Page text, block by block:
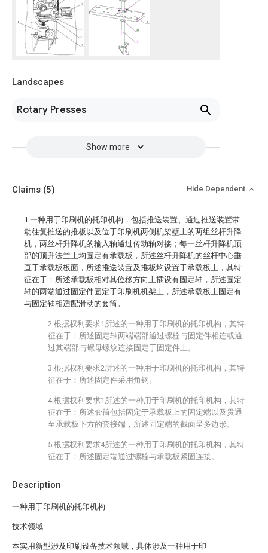
Landscapes
Rotary Presses
Show more
Description
一种用于印刷机的托印机构
技术领域
本实用新型涉及印刷设备技术领域，具体涉及一种用于印
Claims (5) Hide Dependent
1.一种用于印刷机的托印机构，包括推送装置、通过推送装置带
动往复推送的推板以及位于印刷机两侧机架壁上的两组丝杆升降
机，两丝杆升降机的输入轴通过传动轴对接；每一丝杆升降机顶
部的顶升法兰上均固定有承载板，所述丝杆升降机的丝杆中心垂
直于承载板板面，所述推送装置及推板均设置于承载板上，其特
征在于：所述承载板相对其位移方向上插设有固定轴，所述固定
轴的两端通过固定件固定于印刷机机架上，所述承载板上固定有
与固定轴相适配滑动的套筒。
2.根据权利要求1所述的一种用于印刷机的托印机构，其特
征在于：所述固定轴两端端部通过螺栓与固定件相连或通
过其端部与螺母螺纹连接固定于固定件上。
3.根据权利要求2所述的一种用于印刷机的托印机构，其特
征在于：所述固定件采用角钢。
4.根据权利要求1所述的一种用于印刷机的托印机构，其特
征在于：所述套筒包括固定于承载板上的固定端以及贯通
至承载板下方的套接端，所述固定端的截面呈多边形。
5.根据权利要求4所述的一种用于印刷机的托印机构，其特
征在于：所述固定端通过螺栓与承载板紧固连接。